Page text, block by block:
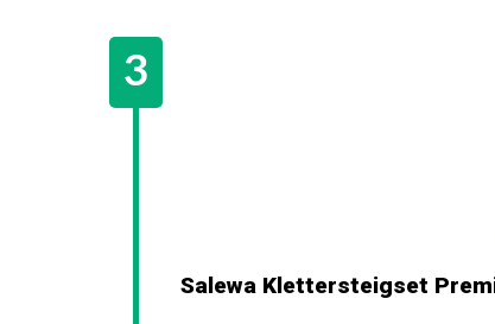
Salewa Klettersteigset